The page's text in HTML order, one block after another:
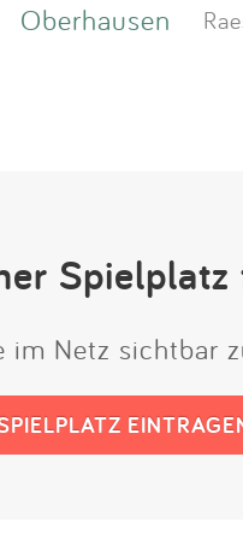
Oberhausen
im Netz sichtbar